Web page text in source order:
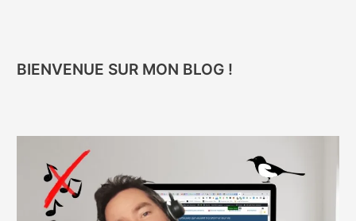
BIENVENUE SUR MON BLOG !